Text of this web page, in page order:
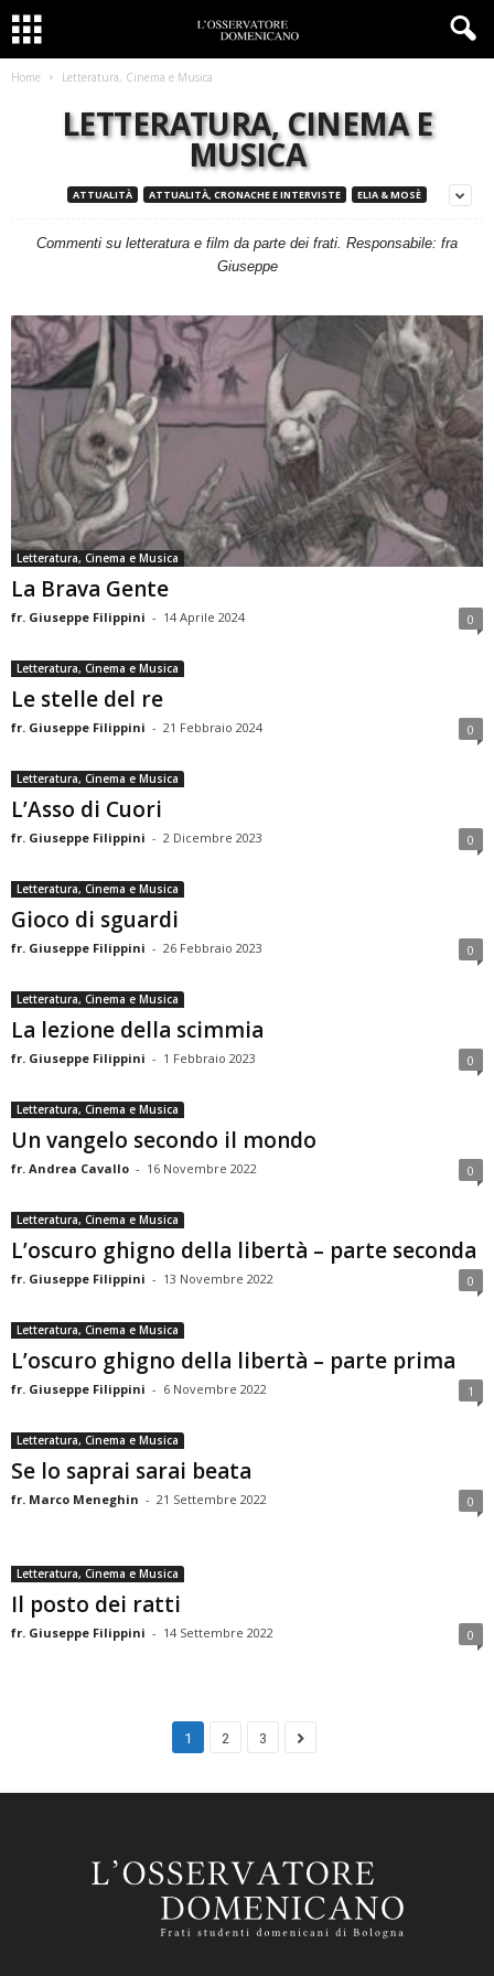
Home Letteratura, Cinema e Musica
LETTERATURA, CINEMA E
MUSICA
ATTUALITÀ ATTUALITÀ, CRONACHE E INTERVISTE ELIA & MOSÈ
Commenti su letteratura e film da parte dei frati. Responsabile: fra
Giuseppe
Letteratura, Cinema e Musica
La Brava Gente
fr. Giuseppe Filippini - 14 Aprile 2024 0
Letteratura, Cinema e Musica
Le stelle del re
fr. Giuseppe Filippini - 21 Febbraio 2024 0
Letteratura, Cinema e Musica
L’Asso di Cuori
fr. Giuseppe Filippini - 2 Dicembre 2023 0
Letteratura, Cinema e Musica
Gioco di sguardi
fr. Giuseppe Filippini - 26 Febbraio 2023 0
Letteratura, Cinema e Musica
La lezione della scimmia
fr. Giuseppe Filippini - 1 Febbraio 2023 0
Letteratura, Cinema e Musica
Un vangelo secondo il mondo
fr. Andrea Cavallo - 16 Novembre 2022 0
Letteratura, Cinema e Musica
L’oscuro ghigno della libertà – parte seconda
fr. Giuseppe Filippini - 13 Novembre 2022 0
Letteratura, Cinema e Musica
L’oscuro ghigno della libertà – parte prima
fr. Giuseppe Filippini - 6 Novembre 2022 1
Letteratura, Cinema e Musica
Se lo saprai sarai beata
fr. Marco Meneghin - 21 Settembre 2022 0
Letteratura, Cinema e Musica
Il posto dei ratti
fr. Giuseppe Filippini - 14 Settembre 2022 0
1 2 3